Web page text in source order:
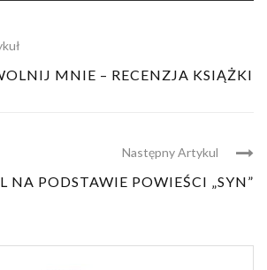
MNIE – RECENZJA KSIĄŻKI
Następny Artykul
NA PODSTAWIE POWIEŚCI „SYN”